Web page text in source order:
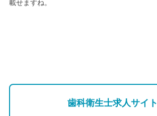
載せますね。
歯科衛生士求人サイト